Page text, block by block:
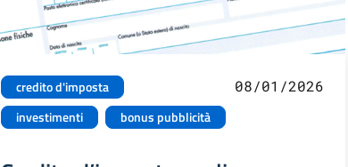
credito d'imposta
investimenti
bonus pubblicità
08/01/2026